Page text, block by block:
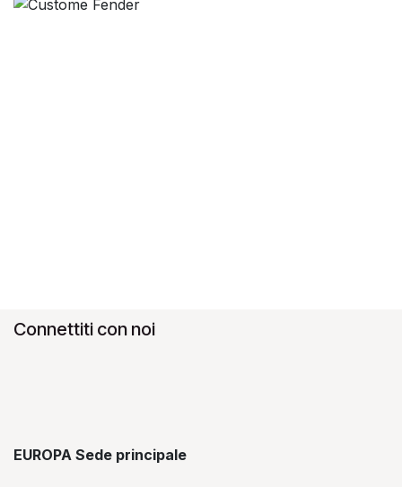
Connettiti con noi
EUROPA Sede principale